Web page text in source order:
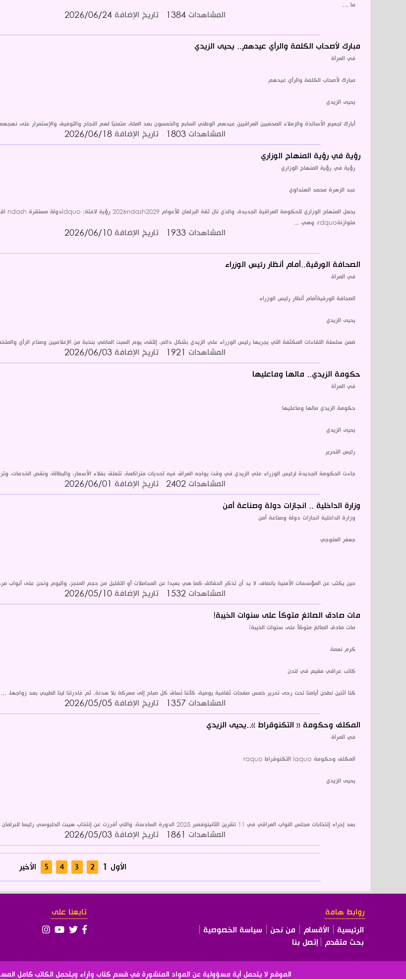
ما ...
المشاهدات 1384 تاريخ الإضافة 2026/06/24
مبارك لأصحاب الكلمة والرأي عيدهم.. يحيى الزيدي
في المرآة
مبارك لأصحاب الكلمة والرأي عيدهم
يحيى الزيدي
أبارك لجميع الأساتذة والزملاء الصحفيين العراقيين عيدهم الوطني السابع والخمسون بعد المئة، متمنيًا لهم النجاح والتوفيق والإستمرار على
المشاهدات 1803 تاريخ الإضافة 2026/06/18
رؤية في رؤية المنهاج الوزاري
رؤية في رؤية المنهاج الوزاري
عبد الزهرة محمد الهنداوي
متوازنةrdquo، وهي ...
المشاهدات 1933 تاريخ الإضافة 2026/06/10
الصحافة الورقية..أمام أنظار رئيس الوزراء
في المرآة
الصحافة الورقيةأمام أنظار رئيس الوزراء
يحيى الزيدي
ضمن سلسلة اللقاءات المكثفة التي يجريها رئيس الوزراء علي الزيدي بشكل دائم، إلتقى يوم السبت الماضي بنخبة من الإعلاميين وصناع الرأي
المشاهدات تاريخ الإضافة 2026/06/03
حكومة الزيدي.. مالها وماعليها
في المرآة
حكومة الزيدي مالها وماعليها
يحيى الزيدي
رئيس التحرير
جاءت الحكومة الجديدة لرئيس الوزراء علي الزيدي في وقت يواجه العراق فيه تحديات متراكمة، تتعلق بغلاء الأسعار، والبطالة، ونقص الخدمات،
المشاهدات تاريخ الإضافة
وزارة الداخلية .. انجازات دولة وصناعة أمن
وزارة الداخلية انجازات دولة وصناعة أمن
جعفر العلوجي
حين يكتب عن المؤسسات الأمنية بانصاف، لا بد أن تذكر الحقائق كما هي بعيدا عن المجاملات أو التقليل من حجم المنجز، واليوم ونحن على أبواب
المشاهدات تاريخ الإضافة 2026/05/10
مات صادق الصائغ متوكأ على سنوات الخيبة!
مات صادق الصائغ متوكأ على سنوات الخيبة!
كرم نعمة
كاتب عراقي مقيم في لندن
كنا اثنين نطحن أيامنا تحت رحى تحرير خمس صفحات ثقافية يومية، كأننا نُساق كل صباح إلى معركة بلا هدنة. ثم غادرتنا لينا الطيبي بعد زواجها، ...
المشاهدات 1357 تاريخ الإضافة 2026/05/05
المكلف وحكومة « التكنوقراط »..يحيى الزيدي
في المرآة
المكلف وحكومة laquo التكنوقراط raquo
يحيى الزيدي
بعد إجراء إنتخابات مجلس النواب العراقي في 11 تشرين الثانينوفمبر 2025 الدورة السادسة، والتي أفرزت عن إنتخاب هيبت الحلبوسي رئيسا للبرلمان خلال الجلسة ...
المشاهدات تاريخ الإضافة 2026/05/03
الأول 1 الأخير
روابط هامة
الرئيسية
الأقسام من نحن
سياسة الخصوصية
بحث متقدم
إتصل بنا
تابعنا على
الموقع لا يتحمل أية مسؤولية عن المواد المنشورة في قسم كتاب وآراء ويتحمل الكاتب كامل